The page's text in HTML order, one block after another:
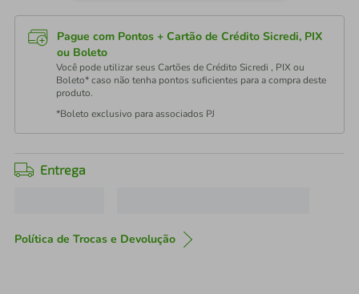
Pague com Pontos + Cartão de Crédito Sicredi, PIX
ou Boleto
Você pode utilizar seus Cartões de Crédito Sicredi , PIX ou
Boleto* caso não tenha pontos suficientes para a compra deste
produto.
*Boleto exclusivo para associados PJ
Entrega
Política de Trocas e Devolução